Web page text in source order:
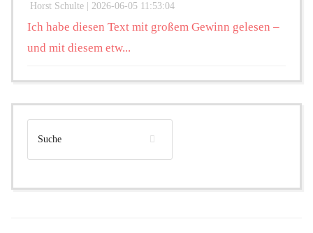
Horst Schulte | 2026-06-05 11:53:04
Ich habe diesen Text mit großem Gewinn gelesen –
und mit diesem etw...